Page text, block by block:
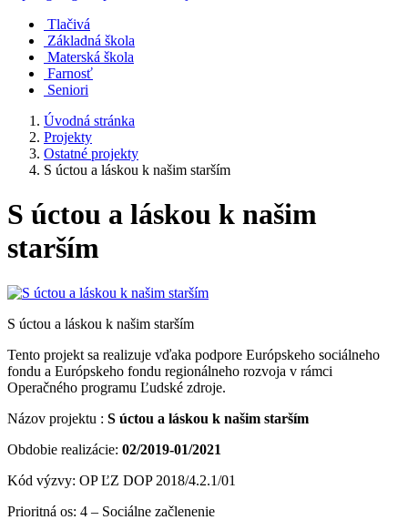
Tlačivá
Základná škola
Materská škola
Farnosť
Seniori
Úvodná stránka
Projekty
Ostatné projekty
S úctou a láskou k našim starším
S úctou a láskou k našim
starším
S úctou a láskou k našim starším
Tento projekt sa realizuje vďaka podpore Európskeho sociálneho
fondu a Európskeho fondu regionálneho rozvoja v rámci
Operačného programu Ľudské zdroje.
Názov projektu : S úctou a láskou k našim starším
Obdobie realizácie: 02/2019-01/2021
Kód výzvy: OP ĽZ DOP 2018/4.2.1/01
Prioritná os: 4 – Sociálne začlenenie